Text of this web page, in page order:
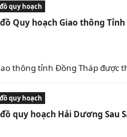
quy hoạch
Quy hoạch Giao thông
thông tỉnh Đồng Tháp
quy hoạch
quy hoạch Hải Dương Sau